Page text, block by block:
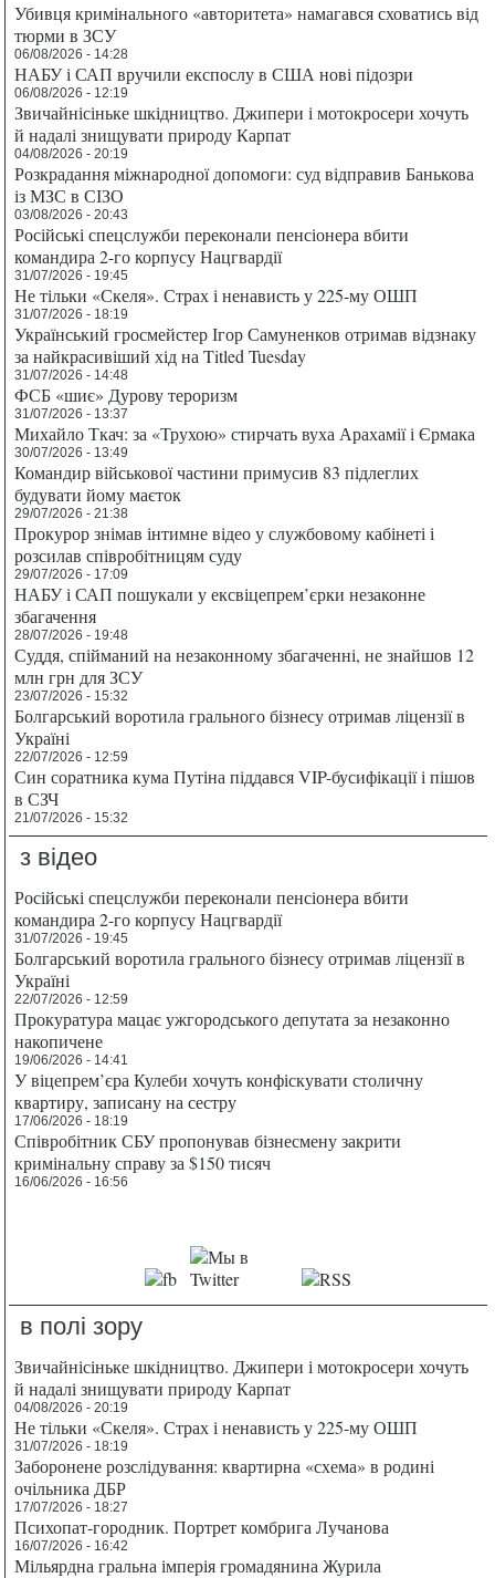
Убивця кримінального «авторитета» намагався сховатись від
тюрми в ЗСУ
06/08/2026 - 14:28
НАБУ і САП вручили експослу в США нові підозри
06/08/2026 - 12:19
Звичайнісіньке шкідництво. Джипери і мотокросери хочуть
й надалі знищувати природу Карпат
04/08/2026 - 20:19
Розкрадання міжнародної допомоги: суд відправив Банькова
із МЗС в СІЗО
03/08/2026 - 20:43
Російські спецслужби переконали пенсіонера вбити
командира 2-го корпусу Нацгвардії
31/07/2026 - 19:45
Не тільки «Скеля». Страх і ненависть у 225-му ОШП
31/07/2026 - 18:19
Український гросмейстер Ігор Самуненков отримав відзнаку
за найкрасивіший хід на Titled Tuesday
31/07/2026 - 14:48
ФСБ «шиє» Дурову тероризм
31/07/2026 - 13:37
Михайло Ткач: за «Трухою» стирчать вуха Арахамії і Єрмака
30/07/2026 - 13:49
Командир військової частини примусив 83 підлеглих
будувати йому маєток
29/07/2026 - 21:38
Прокурор знімав інтимне відео у службовому кабінеті і
розсилав співробітницям суду
29/07/2026 - 17:09
НАБУ і САП пошукали у ексвіцепрем’єрки незаконне
збагачення
28/07/2026 - 19:48
Суддя, спійманий на незаконному збагаченні, не знайшов 12
млн грн для ЗСУ
23/07/2026 - 15:32
Болгарський воротила грального бізнесу отримав ліцензії в
Україні
22/07/2026 - 12:59
Син соратника кума Путіна піддався VIP-бусифікації і пішов
в СЗЧ
21/07/2026 - 15:32
з відео
Російські спецслужби переконали пенсіонера вбити
командира 2-го корпусу Нацгвардії
31/07/2026 - 19:45
Болгарський воротила грального бізнесу отримав ліцензії в
Україні
22/07/2026 - 12:59
Прокуратура мацає ужгородського депутата за незаконно
накопичене
19/06/2026 - 14:41
У віцепрем’єра Кулеби хочуть конфіскувати столичну
квартиру, записану на сестру
17/06/2026 - 18:19
Співробітник СБУ пропонував бізнесмену закрити
кримінальну справу за $150 тисяч
16/06/2026 - 16:56
в полі зору
Звичайнісіньке шкідництво. Джипери і мотокросери хочуть
й надалі знищувати природу Карпат
04/08/2026 - 20:19
Не тільки «Скеля». Страх і ненависть у 225-му ОШП
31/07/2026 - 18:19
Заборонене розслідування: квартирна «схема» в родині
очільника ДБР
17/07/2026 - 18:27
Психопат-городник. Портрет комбрига Лучанова
16/07/2026 - 16:42
Мільярдна гральна імперія громадянина Журила